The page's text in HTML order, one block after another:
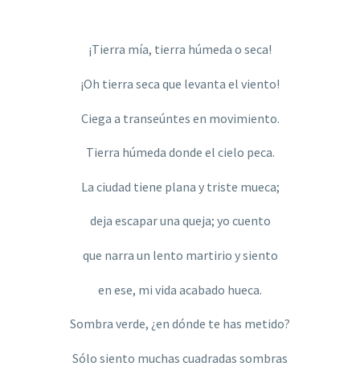
¡Tierra mía, tierra húmeda o seca!
¡Oh tierra seca que levanta el viento!
Ciega a transeúntes en movimiento.
Tierra húmeda donde el cielo peca.
La ciudad tiene plana y triste mueca;
deja escapar una queja; yo cuento
que narra un lento martirio y siento
en ese, mi vida acabado hueca.
Sombra verde, ¿en dónde te has metido?
Sólo siento muchas cuadradas sombras